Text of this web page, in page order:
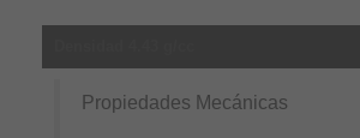
Propiedades Mecánicas